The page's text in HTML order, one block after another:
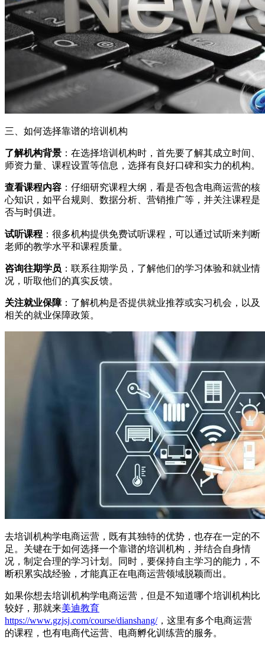
三、如何选择靠谱的培训机构
了解机构背景 ：在选择培训机构时，首先要了解其成立时间、
师资力量、课程设置等信息，选择有良好口碑和实力的机构。
查看课程内容 ：仔细研究课程大纲，看是否包含电商运营的核
心知识，如平台规则、数据分析、营销推广等，并关注课程是
否与时俱进。
试听课程 ：很多机构提供免费试听课程，可以通过试听来判断
老师的教学水平和课程质量。
咨询往期学员 ：联系往期学员，了解他们的学习体验和就业情
况，听取他们的真实反馈。
关注就业保障：了解机构是否提供就业推荐或实习机会，以及
相关的就业保障政策。
去培训机构学电商运营，既有其独特的优势，也存在一定的不
足。关键在于如何选择一个靠谱的培训机构，并结合自身情
况，制定合理的学习计划。同时，要保持自主学习的能力，不
断积累实战经验，才能真正在电商运营领域脱颖而出。
如果你想去培训机构学电商运营，但是不知道哪个培训机构比
较好，那就来美迪教育
https://www.gzjsj.com/course/dianshang/，这里有多个电商运营
的课程，也有电商代运营、电商孵化训练营的服务。